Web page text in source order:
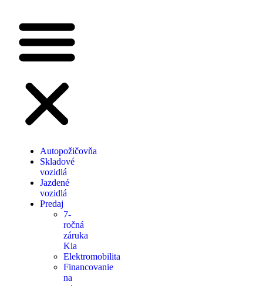
Autopožičovňa
Skladové
vozidlá
Jazdené
vozidlá
Predaj
7-
ročná
záruka
Kia
Elektromobilita
Financovanie
na